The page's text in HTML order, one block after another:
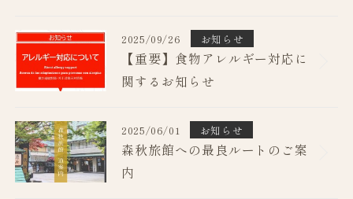
2025/09/26 お知らせ
【重要】食物アレルギー対応に
関するお知らせ
2025/06/01 お知らせ
森秋旅館への最良ルートのご案
内